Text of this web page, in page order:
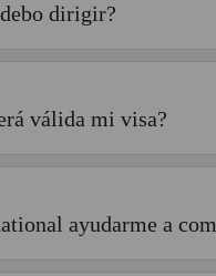
dirigir?
válida mi visa?
ayudarme a